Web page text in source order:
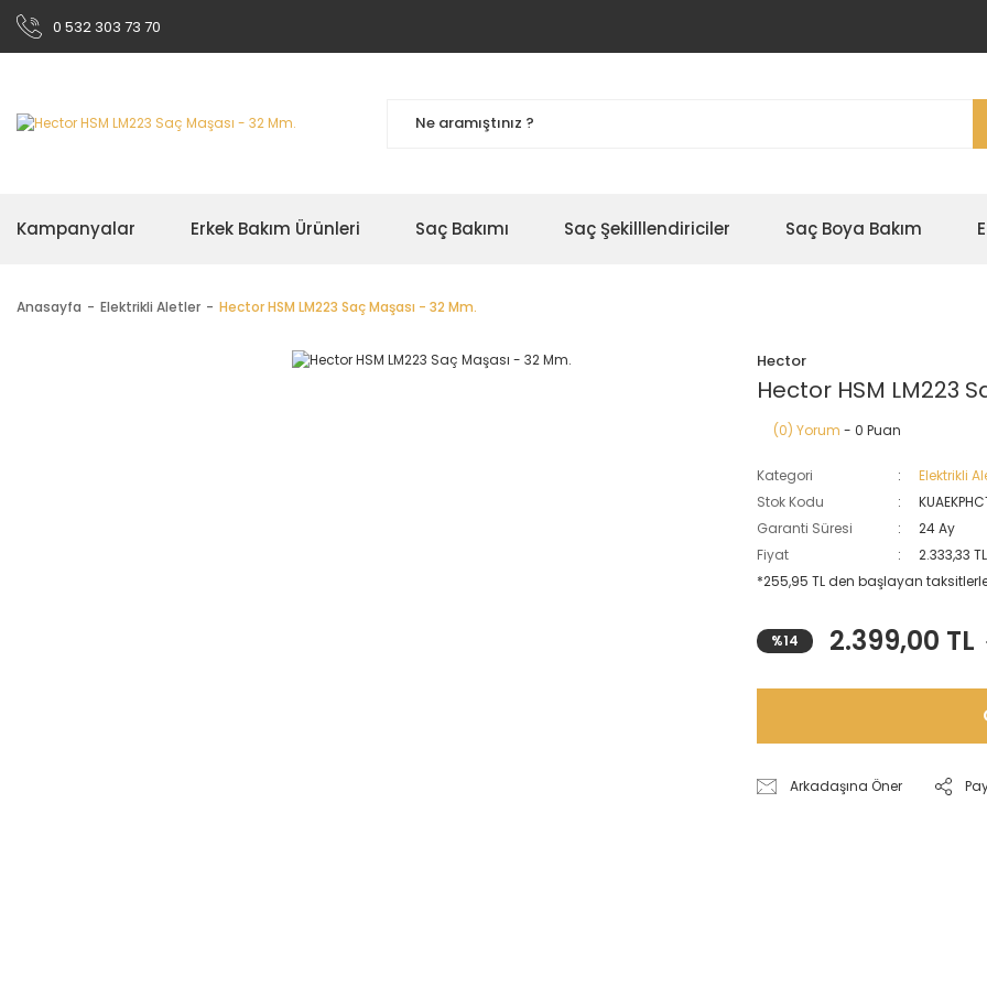
0 532 303 73 70
Kampanyalar Erkek Bakım Ürünleri Saç Bakımı Saç Şekilllendiriciler Saç Boya Bakım
Anasayfa Elektrikli Aletler Hector HSM LM223 Saç Maşası - 32 Mm.
Hector
Hector HSM LM223
(0) Yorum - 0 Puan
Kategori
Elektrikli
Stok Kodu
Garanti Süresi
24 Ay
Fiyat
2.333,33
*255,95 TL den başlayan
%14 2.399,00 TL
Arkadaşına Öner